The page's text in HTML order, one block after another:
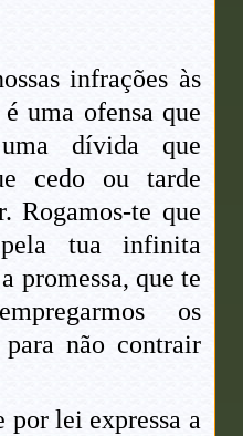
infrações às
uma ofensa que
dívida que
cedo ou tarde
Rogamos-te que
tua infinita
promessa, que te
os
para não contrair
por lei expressa a